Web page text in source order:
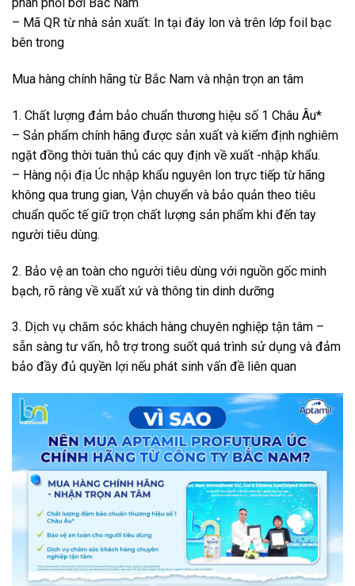
– Mã QR từ nhà sản xuất: In tại đáy lon và trên lớp foil bạc
bên trong
Mua hàng chính hãng từ Bắc Nam và nhận trọn an tâm
1. Chất lượng đảm bảo chuẩn thương hiệu số 1 Châu Âu*
– Sản phẩm chính hãng được sản xuất và kiểm định nghiêm
ngặt đồng thời tuân thủ các quy định về xuất -nhập khẩu.
– Hàng nội địa Úc nhập khẩu nguyên lon trực tiếp từ hãng
không qua trung gian, Vận chuyển và bảo quản theo tiêu
chuẩn quốc tế giữ trọn chất lượng sản phẩm khi đến tay
người tiêu dùng.
2. Bảo vệ an toàn cho người tiêu dùng với nguồn gốc minh
bạch, rõ ràng về xuất xứ và thông tin dinh dưỡng
3. Dịch vụ chăm sóc khách hàng chuyên nghiệp tận tâm –
sẵn sàng tư vấn, hỗ trợ trong suốt quá trình sử dụng và đảm
bảo đầy đủ quyền lợi nếu phát sinh vấn đề liên quan